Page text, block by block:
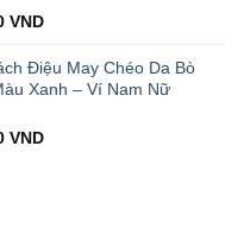
VND.
VNDCurrent
is:
399.000 VND.
Điệu May Chéo Da Bò
Xanh – Ví Nam Nữ
VND.
VNDCurrent